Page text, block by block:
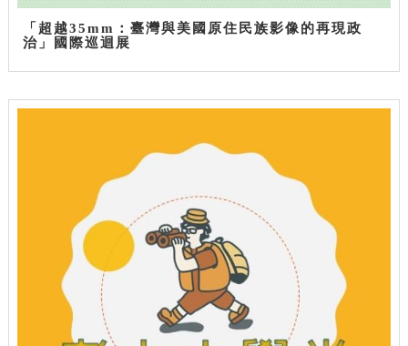
「超越35mm：臺灣與美國原住民族影像的再現政
治」國際巡迴展